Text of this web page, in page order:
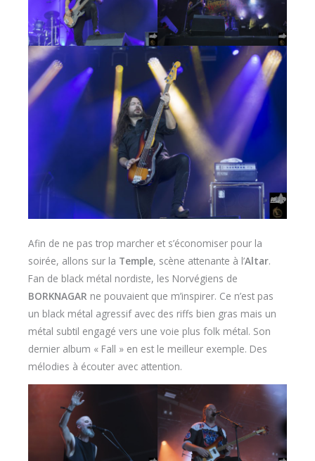
Afin de ne pas trop marcher et s’économiser pour la
soirée, allons sur la Temple, scène attenante à l’Altar.
Fan de black métal nordiste, les Norvégiens de
BORKNAGAR ne pouvaient que m’inspirer. Ce n’est pas
un black métal agressif avec des riffs bien gras mais un
métal subtil engagé vers une voie plus folk métal. Son
dernier album « Fall » en est le meilleur exemple. Des
mélodies à écouter avec attention.